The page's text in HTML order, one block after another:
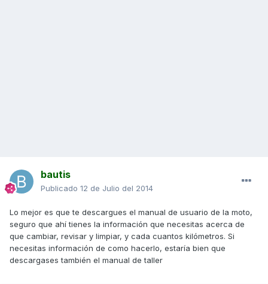
bautis
Publicado 12 de Julio del 2014
Lo mejor es que te descargues el manual de usuario de la moto,
seguro que ahí tienes la información que necesitas acerca de
que cambiar, revisar y limpiar, y cada cuantos kilómetros. Si
necesitas información de como hacerlo, estaría bien que
descargases también el manual de taller